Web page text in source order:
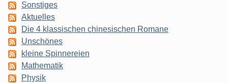
Sonstiges
Aktuelles
Die 4 klassischen chinesischen Romane
Unschönes
kleine Spinnereien
Mathematik
Physik